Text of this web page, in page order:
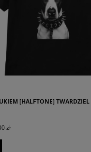
[HALFTONE] TWARDZIEL
zł